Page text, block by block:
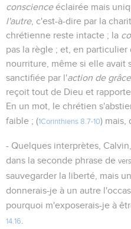
conscienceéclairée mais
l'autre, c'est-à-dire par la
chrétienne reste intacte ; la
pas la règle ; et, en
nourriture, même si elle avait
sanctifiée par l'action de grâce
reçoit tout de Dieu et
En un mot, le chrétien
faible ; (1Corinthiens 8.7-10) mais,
- Quelques interprètes,
dans la seconde phrase de
sauvegarder la liberté, mais
donnerais-je à un autre
pourquoi m'exposerais-je à
14.16